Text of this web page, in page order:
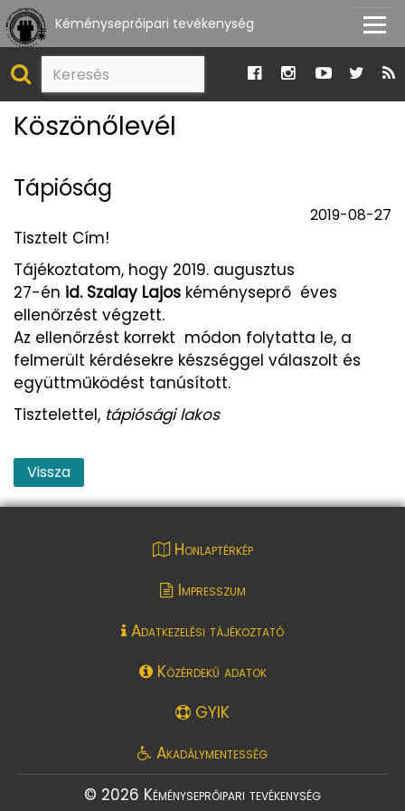
Kéményseprőipari tevékenység
Köszönőlevél
Tápióság
2019-08-27
Tisztelt Cím!
Tájékoztatom, hogy 2019. augusztus
27-én id. Szalay Lajos kéményseprő éves
ellenőrzést végzett.
Az ellenőrzést korrekt módon folytatta le, a
felmerült kérdésekre készséggel válaszolt és
együttműködést tanúsított.
Tisztelettel, tápiósági lakos
Vissza
Honlaptérkép
Impresszum
Adatkezelési tájékoztató
Közérdekű adatok
GYIK
Akadálymentesség
© 2026 Kéményseprőipari tevékenység